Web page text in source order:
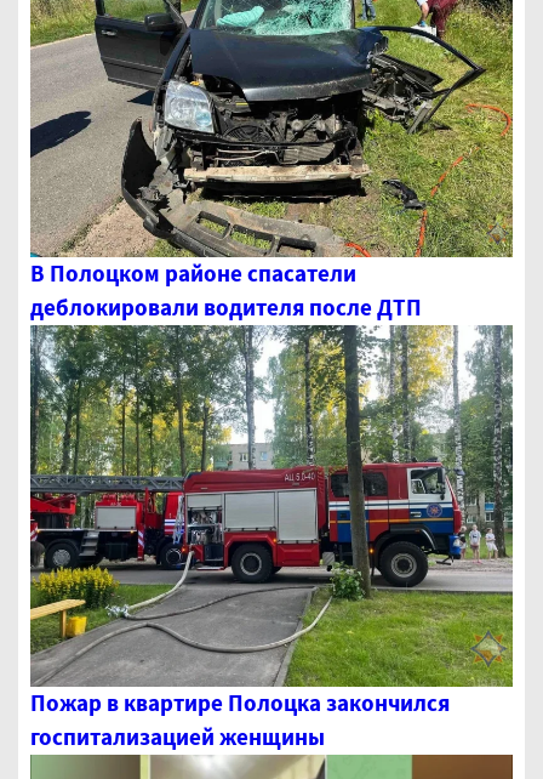
В Полоцком районе спасатели
деблокировали водителя после ДТП
Пожар в квартире Полоцка закончился
госпитализацией женщины